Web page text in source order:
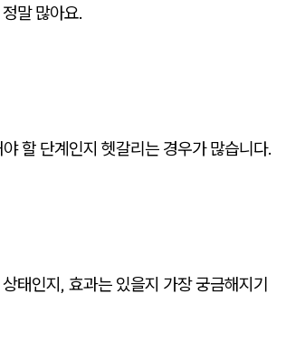
말 많아요.
할 단계인지 헷갈리는 경우가 많습니다.
태인지, 효과는 있을지 가장 궁금해지기